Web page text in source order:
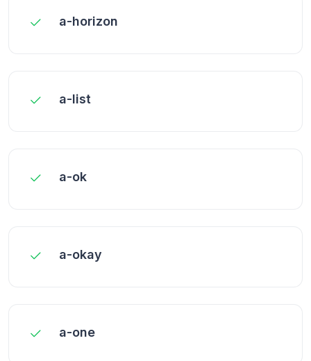
a-horizon
a-list
a-ok
a-okay
a-one